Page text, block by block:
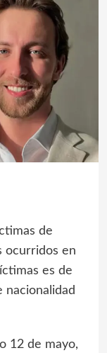
de
ocurridos en
es de
nacionalidad
12 de mayo,